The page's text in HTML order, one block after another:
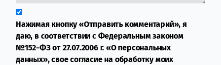
Нажимая кнопку «Отправить комментарий», я
даю, в соответствии с Федеральным законом
№152-ФЗ от 27.07.2006 г. «О персональных
данных», свое согласие на обработку моих